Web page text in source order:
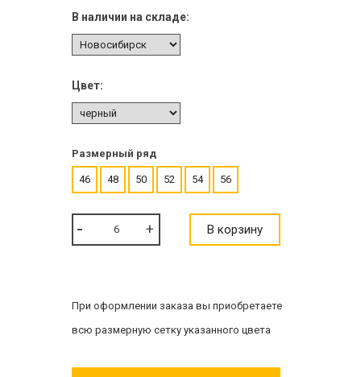
В наличии на складе:
Цвет:
Размерный ряд
46 48 50 52 54 56
В корзину
При оформлении заказа вы приобретаете
всю размерную сетку указанного цвета